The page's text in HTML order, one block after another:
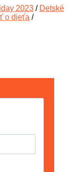
2023 / Detské
o dieťa /